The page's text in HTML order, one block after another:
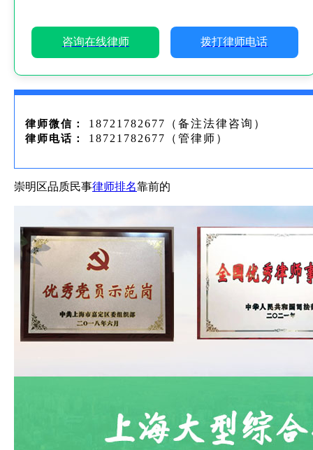
咨询在线律师 拨打律师电话
律师微信： 18721782677（备注法律咨询）
律师电话： 18721782677（管律师）
崇明区品质民事律师排名靠前的